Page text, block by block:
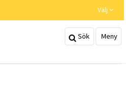
Välj
Sök Meny